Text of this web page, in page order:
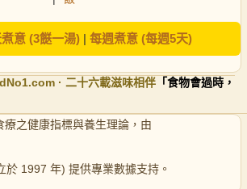
意 (3餸一湯)| 每週煮意 (每週5天)
.com · 二十六載滋味相伴 「食物會過時，
療之健康指標與養生理論，由
於 1997 年) 提供專業數據支持。